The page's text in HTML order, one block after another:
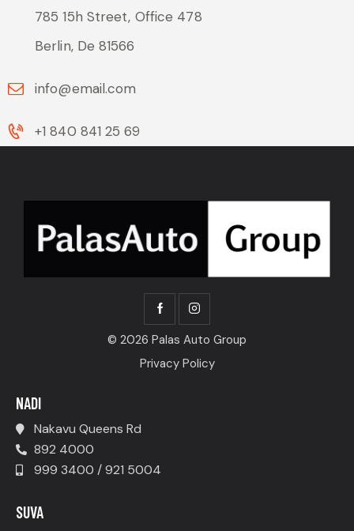
785 15h Street, Office 478
Berlin, De 81566
info@email.com
+1 840 841 25 69
© 2026 Palas Auto Group
Privacy Policy
NADI
Nakavu Queens Rd
892 4000
999 3400 / 921 5004
SUVA